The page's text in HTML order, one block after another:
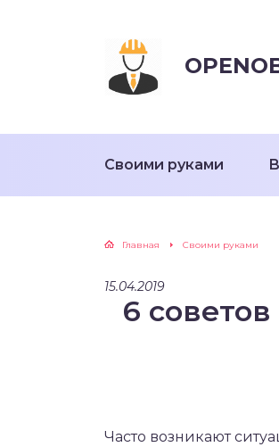
Своими руками
Главная Своими руками
15.04.2019
6
Часто возникают